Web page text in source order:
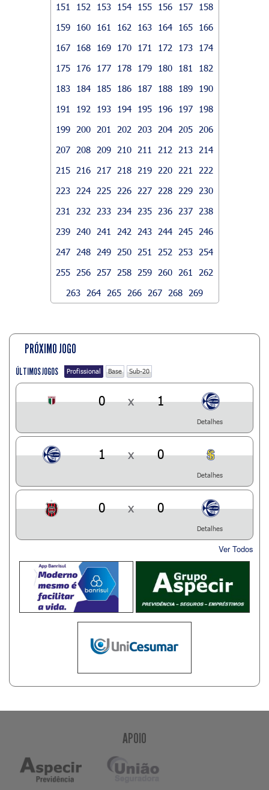
151
152 153 154 155 156 157
158
159
160 161 162 163 164 165
166
167
168 169 170 171 172 173
174
175
176 177 178 179 180 181
182
183
184 185 186 187 188 189
190
191
192 193 194 195 196 197
198
199
200 201 202 203 204 205
206
207
208 209 210 211 212 213
214
215
216 217 218 219 220 221
222
223
224 225 226 227 228 229
230
231
232 233 234 235 236 237
238
239
240 241 242 243 244 245
246
247
248 249 250 251 252 253
254
255
256 257 258 259 260 261
262
263
264 265 266 267 268 269
PRÓXIMO JOGO
ÚLTIMOS JOGOS Profissional Base Sub-20
0 x 1
Detalhes
1 x 0
Detalhes
0 x 0
Detalhes
Ver Todos
APOIO